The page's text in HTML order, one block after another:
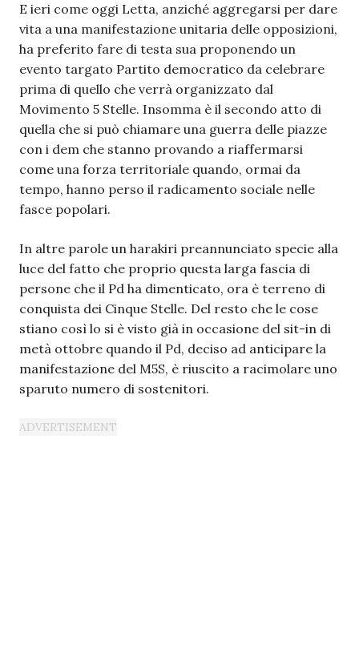
E ieri come oggi Letta, anziché aggregarsi per dare
vita a una manifestazione unitaria delle opposizioni,
ha preferito fare di testa sua proponendo un
evento targato Partito democratico da celebrare
prima di quello che verrà organizzato dal
Movimento 5 Stelle. Insomma è il secondo atto di
quella che si può chiamare una guerra delle piazze
con i dem che stanno provando a riaffermarsi
come una forza territoriale quando, ormai da
tempo, hanno perso il radicamento sociale nelle
fasce popolari.
In altre parole un harakiri preannunciato specie alla
luce del fatto che proprio questa larga fascia di
persone che il Pd ha dimenticato, ora è terreno di
conquista dei Cinque Stelle. Del resto che le cose
stiano così lo si è visto già in occasione del sit-in di
metà ottobre quando il Pd, deciso ad anticipare la
manifestazione del M5S, è riuscito a racimolare uno
sparuto numero di sostenitori.